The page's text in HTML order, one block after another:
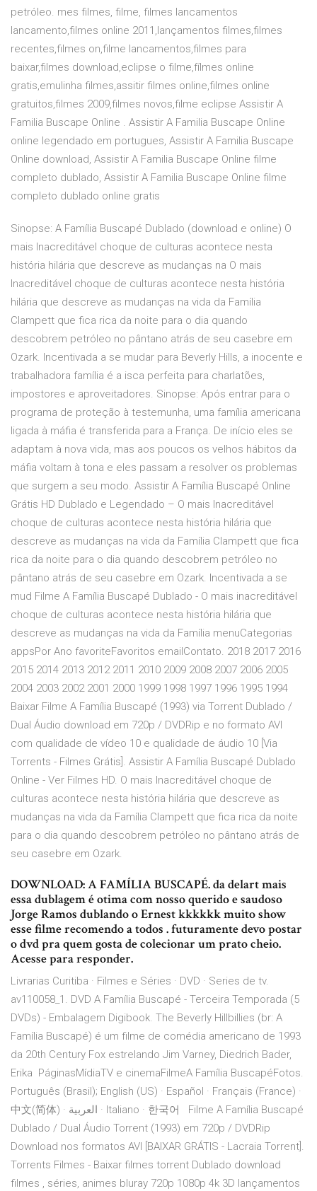
petróleo. mes filmes, filme, filmes lancamentos
lancamento,filmes online 2011,lançamentos filmes,filmes
recentes,filmes on,filme lancamentos,filmes para
baixar,filmes download,eclipse o filme,fílmes online
gratis,emulinha filmes,assitir filmes online,filmes online
gratuitos,filmes 2009,filmes novos,filme eclipse Assistir A
Familia Buscape Online . Assistir A Familia Buscape Online
online legendado em portugues, Assistir A Familia Buscape
Online download, Assistir A Familia Buscape Online filme
completo dublado, Assistir A Familia Buscape Online filme
completo dublado online gratis
Sinopse: A Família Buscapé Dublado (download e online) O
mais Inacreditável choque de culturas acontece nesta
história hilária que descreve as mudanças na O mais
Inacreditável choque de culturas acontece nesta história
hilária que descreve as mudanças na vida da Família
Clampett que fica rica da noite para o dia quando
descobrem petróleo no pântano atrás de seu casebre em
Ozark. Incentivada a se mudar para Beverly Hills, a inocente e
trabalhadora família é a isca perfeita para charlatões,
impostores e aproveitadores. Sinopse: Após entrar para o
programa de proteção à testemunha, uma família americana
ligada à máfia é transferida para a França. De início eles se
adaptam à nova vida, mas aos poucos os velhos hábitos da
máfia voltam à tona e eles passam a resolver os problemas
que surgem a seu modo. Assistir A Família Buscapé Online
Grátis HD Dublado e Legendado – O mais Inacreditável
choque de culturas acontece nesta história hilária que
descreve as mudanças na vida da Família Clampett que fica
rica da noite para o dia quando descobrem petróleo no
pântano atrás de seu casebre em Ozark. Incentivada a se
mud Filme A Família Buscapé Dublado - O mais inacreditável
choque de culturas acontece nesta história hilária que
descreve as mudanças na vida da Família menuCategorias
appsPor Ano favoriteFavoritos emailContato. 2018 2017 2016
2015 2014 2013 2012 2011 2010 2009 2008 2007 2006 2005
2004 2003 2002 2001 2000 1999 1998 1997 1996 1995 1994
Baixar Filme A Família Buscapé (1993) via Torrent Dublado /
Dual Áudio download em 720p / DVDRip e no formato AVI
com qualidade de vídeo 10 e qualidade de áudio 10 [Via
Torrents - Filmes Grátis]. Assistir A Família Buscapé Dublado
Online - Ver Filmes HD. O mais Inacreditável choque de
culturas acontece nesta história hilária que descreve as
mudanças na vida da Família Clampett que fica rica da noite
para o dia quando descobrem petróleo no pântano atrás de
seu casebre em Ozark.
DOWNLOAD: A FAMÍLIA BUSCAPÉ. da delart mais
essa dublagem é otima com nosso querido e saudoso
Jorge Ramos dublando o Ernest kkkkkk muito show
esse filme recomendo a todos . futuramente devo postar
o dvd pra quem gosta de colecionar um prato cheio.
Acesse para responder.
Livrarias Curitiba · Filmes e Séries · DVD · Series de tv.
av110058_1. DVD A Família Buscapé - Terceira Temporada (5
DVDs) - Embalagem Digibook. The Beverly Hillbillies (br: A
Família Buscapé) é um filme de comédia americano de 1993
da 20th Century Fox estrelando Jim Varney, Diedrich Bader,
Erika PáginasMídiaTV e cinemaFilmeA Família BuscapéFotos.
Português (Brasil); English (US) · Español · Français (France) ·
中文(简体) · العربية · Italiano · 한국어 Filme A Família Buscapé
Dublado / Dual Áudio Torrent (1993) em 720p / DVDRip
Download nos formatos AVI [BAIXAR GRÁTIS - Lacraia Torrent].
Torrents Filmes - Baixar filmes torrent Dublado download
filmes , séries, animes bluray 720p 1080p 4k 3D lançamentos